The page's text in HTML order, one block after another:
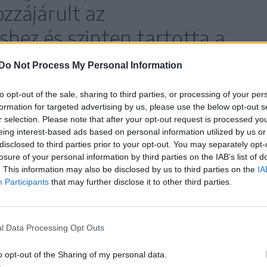
Do Not Process My Personal Information
opt-out of the sale, sharing to third parties, or processing of your
for targeted advertising by us, please use the below opt-out
selection. Please note that after your opt-out request is processed
interest-based ads based on personal information utilized by us
to third parties prior to your opt-out. You may separately
of your personal information by third parties on the IAB’s list of
This information may also be disclosed by us to third parties on the
Participants that may further disclose it to other third parties.
Data Processing Opt Outs
opt-out of the Sharing of my personal data.
az
és szinten tartotta a
Hivatal adatai szerint a 2023
magasabbak a 2022 decemberi árakhoz
előtt, 2023 júniusában ez a különbség
képest. Ciolacu azt írta, folytatja
hogy közösen hosszú távú megoldást
„Csak az a feltételem, hogy a romániai
részesüljenek” – olvasható a